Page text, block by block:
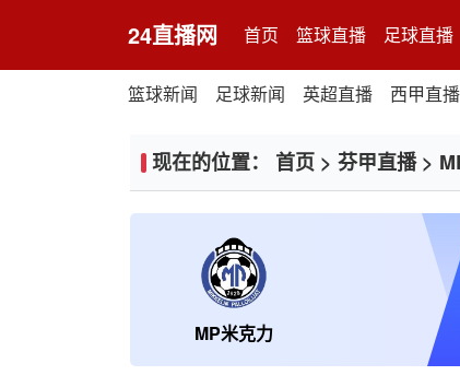
24直播网 首页 篮球直播 足球直播
篮球新闻 足球新闻 英超直播 西甲直播
现在的位置： 首页 > 芬甲直播>
MP米克力